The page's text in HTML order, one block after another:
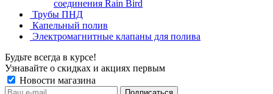
соединения Rain Bird
Трубы ПНД
Капельный полив
Электромагнитные клапаны для полива
Будьте всегда в курсе!
Узнавайте о скидках и акциях первым
Новости магазина